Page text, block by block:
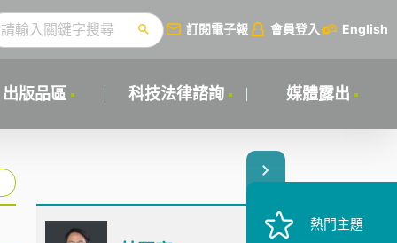
訂閱電子報 會員登入 English
出版品區 科技法律諮詢 媒體露出
熱門主題